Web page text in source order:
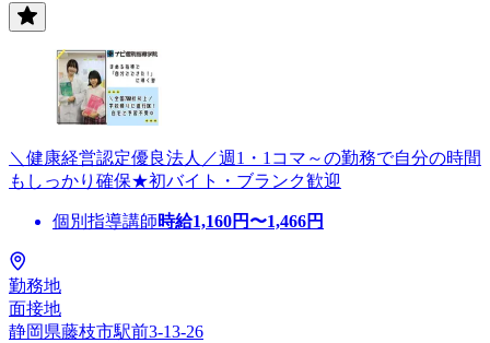
＼健康経営認定優良法人／週1・1コマ～の勤務で自分の時間
もしっかり確保★初バイト・ブランク歓迎
個別指導講師時給1,160円〜1,466円
勤務地
面接地
静岡県藤枝市駅前3-13-26